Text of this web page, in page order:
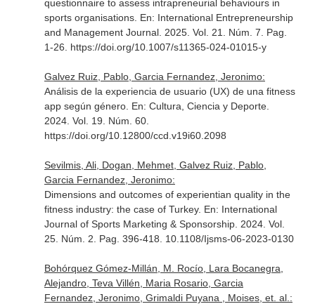
questionnaire to assess intrapreneurial behaviours in
sports organisations. En: International Entrepreneurship
and Management Journal. 2025. Vol. 21. Núm. 7. Pag.
1-26. https://doi.org/10.1007/s11365-024-01015-y
Galvez Ruiz, Pablo, Garcia Fernandez, Jeronimo:
Análisis de la experiencia de usuario (UX) de una fitness
app según género. En: Cultura, Ciencia y Deporte.
2024. Vol. 19. Núm. 60.
https://doi.org/10.12800/ccd.v19i60.2098
Sevilmis, Ali, Dogan, Mehmet, Galvez Ruiz, Pablo,
Garcia Fernandez, Jeronimo:
Dimensions and outcomes of experientian quality in the
fitness industry: the case of Turkey. En: International
Journal of Sports Marketing & Sponsorship. 2024. Vol.
25. Núm. 2. Pag. 396-418. 10.1108/Ijsms-06-2023-0130
Bohórquez Gómez-Millán, M. Rocío, Lara Bocanegra,
Alejandro, Teva Villén, Maria Rosario, Garcia
Fernandez, Jeronimo, Grimaldi Puyana , Moises, et. al.: